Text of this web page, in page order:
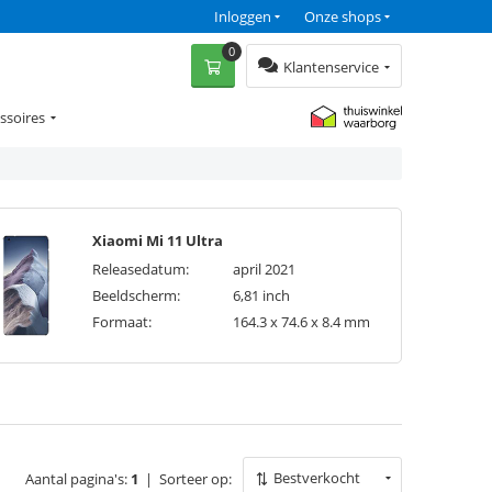
Onze shops
Inloggen
Klantenservice
0
Xiaomi Mi 11 Ultra
Releasedatum:
april 2021
Beeldscherm:
6,81 inch
Formaat:
164.3 x 74.6 x 8.4 mm
Sorteer op: Bestverkocht
Aantal pagina's: 1 |